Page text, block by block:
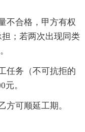
不合格，甲方有权
；若两次出现同类
任务（不可抗拒的
。
方可顺延工期。